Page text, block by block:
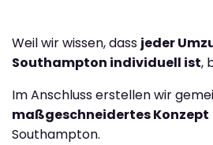
Weil wir wissen, dass jeder
Southampton individuell ist,
Im Anschluss erstellen wir
maßgeschneidertes Konzept
Southampton.